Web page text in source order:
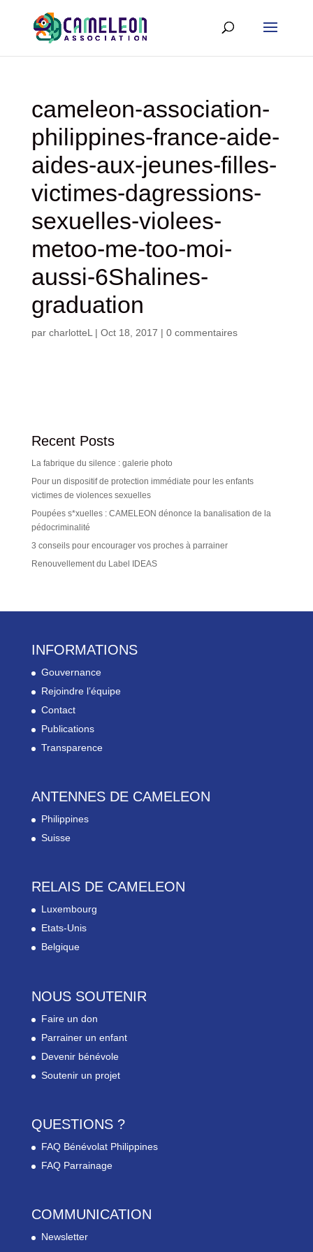
cameleon-association-
philippines-france-aide-
aides-aux-jeunes-filles-
victimes-dagressions-
sexuelles-violees-
metoo-me-too-moi-
aussi-6Shalines-
graduation
par charlotteL | Oct 18, 2017 | 0 commentaires
Recent Posts
La fabrique du silence : galerie photo
Pour un dispositif de protection immédiate pour les enfants
victimes de violences sexuelles
Poupées s*xuelles : CAMELEON dénonce la banalisation de la
pédocriminalité
3 conseils pour encourager vos proches à parrainer
Renouvellement du Label IDEAS
INFORMATIONS
Gouvernance
Rejoindre l’équipe
Contact
Publications
Transparence
ANTENNES DE CAMELEON
Philippines
Suisse
RELAIS DE CAMELEON
Luxembourg
Etats-Unis
Belgique
NOUS SOUTENIR
Faire un don
Parrainer un enfant
Devenir bénévole
Soutenir un projet
QUESTIONS ?
FAQ Bénévolat Philippines
FAQ Parrainage
COMMUNICATION
Newsletter